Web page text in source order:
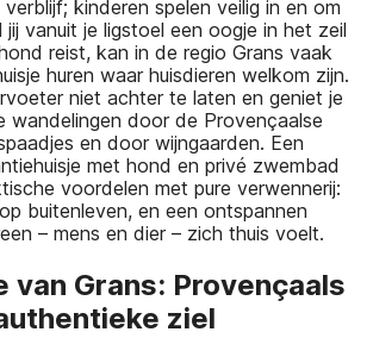
kinderen spelen veilig in en om
vanuit je ligstoel een oogje in het zeil
reist, kan in de regio Grans vaak
huren waar huisdieren welkom zijn.
niet achter te laten en geniet je
wandelingen door de Provençaalse
en door wijngaarden. Een
met hond en privé zwembad
voordelen met pure verwennerij:
buitenleven, en een ontspannen
– mens en dier – zich thuis voelt.
van Grans: Provençaals
ziel